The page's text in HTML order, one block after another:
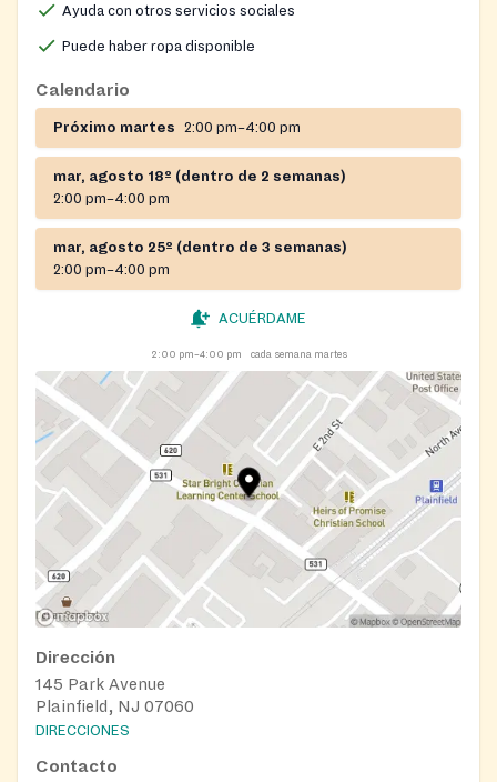
Ayuda con otros servicios sociales
Puede haber ropa disponible
Calendario
Próximo martes 2:00 pm–4:00 pm
mar, agosto 18º (dentro de 2 semanas)
2:00 pm–4:00 pm
mar, agosto 25º (dentro de 3 semanas)
2:00 pm–4:00 pm
ACUÉRDAME
2:00 pm–4:00 pm cada semana martes
Dirección
145 Park Avenue
Plainfield, NJ 07060
DIRECCIONES
Contacto